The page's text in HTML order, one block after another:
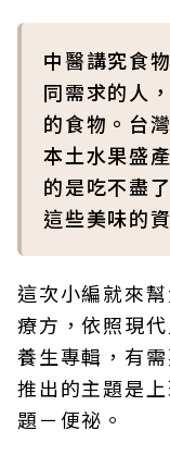
中醫講究食
同需求的人
的食物。台
本土水果盛
的是吃不盡
這些美味的
這次小編就來
療方，依照現
養生專輯，有
推出的主題是
題－便祕。